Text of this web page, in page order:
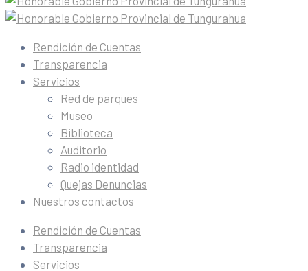
Rendición de Cuentas
Transparencia
Servicios
Red de parques
Museo
Biblioteca
Auditorio
Radio identidad
Quejas Denuncias
Nuestros contactos
Rendición de Cuentas
Transparencia
Servicios